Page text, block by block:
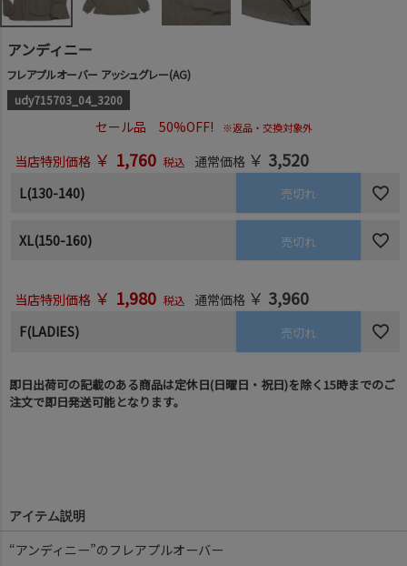
アンディニー
フレアプルオーバー アッシュグレー(AG)
udy715703_04_3200
セール品 50%OFF! ※返品・交換対象外
当店特別価格 ￥ 1,760 税込 通常価格 ￥ 3,520
L(130-140) 売切れ
XL(150-160) 売切れ
当店特別価格 ￥ 1,980 税込 通常価格 ￥ 3,960
F(LADIES) 売切れ
即日出荷可の記載のある商品は定休日(日曜日・祝日)を除く15時までのご
注文で即日発送可能となります。
アイテム説明
“アンディニー”のフレアプルオーバー